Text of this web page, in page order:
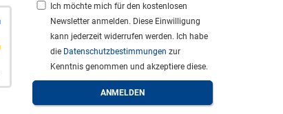
Ich möchte mich für den kostenlosen
Newsletter anmelden. Diese Einwilligung
kann jederzeit widerrufen werden. Ich habe
die Datenschutzbestimmungen zur
Kenntnis genommen und akzeptiere diese.